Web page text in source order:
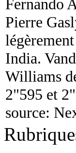
Fernando
Pierre
India.
Williams
2"595 et
source: